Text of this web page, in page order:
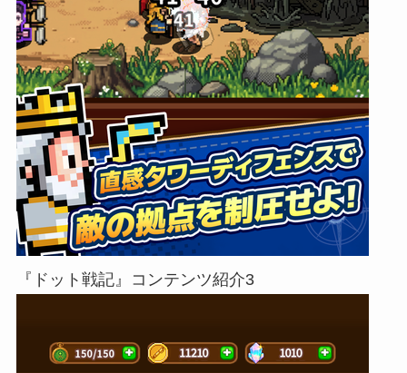
『ドット戦記』コンテンツ紹介3